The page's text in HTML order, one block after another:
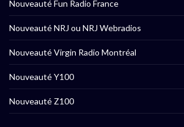
Nouveauté Fun Radio France
Nouveauté NRJ ou NRJ Webradios
Nouveauté Virgin Radio Montréal
Nouveauté Y100
Nouveauté Z100